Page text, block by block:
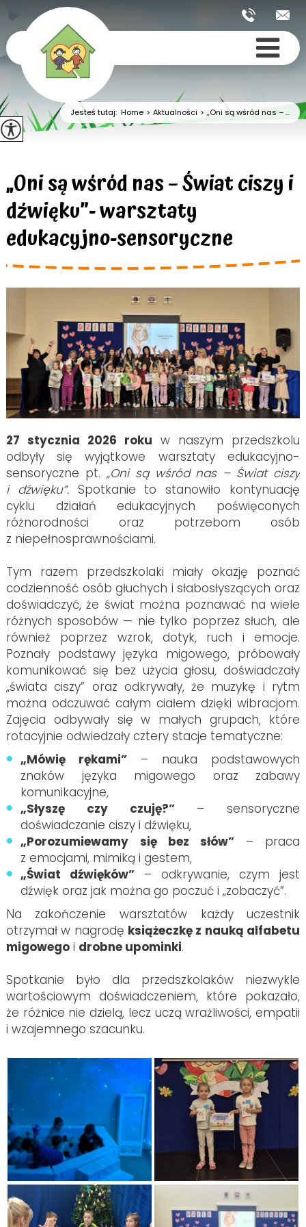
Jesteś tutaj:Home > Aktualności > „Oni są wśród nas – ...
„Oni są wśród nas – Świat ciszy i
dźwięku”- warsztaty
edukacyjno-sensoryczne
27 stycznia 2026 roku w naszym przedszkolu
odbyły się wyjątkowe warsztaty edukacyjno-
sensoryczne pt. „Oni są wśród nas – Świat ciszy
i dźwięku”.Spotkanie to stanowiło kontynuację
cyklu działań edukacyjnych poświęconych
różnorodności oraz potrzebom osób
z niepełnosprawnościami.
Tym razem przedszkolaki miały okazję poznać
codzienność osób głuchych i słabosłyszących oraz
doświadczyć, że świat można poznawać na wiele
różnych sposobów — nie tylko poprzez słuch, ale
również poprzez wzrok, dotyk, ruch i emocje.
Poznały podstawy języka migowego, próbowały
komunikować się bez użycia głosu, doświadczały
„świata ciszy” oraz odkrywały, że muzykę i rytm
można odczuwać całym ciałem dzięki wibracjom.
Zajęcia odbywały się w małych grupach, które
rotacyjnie odwiedzały cztery stacje tematyczne:
„Mówię rękami” – nauka podstawowych
znaków języka migowego oraz zabawy
komunikacyjne,
„Słyszę czy czuję?”– sensoryczne
doświadczanie ciszy i dźwięku,
„Porozumiewamy się bez słów”– praca
z emocjami, mimiką i gestem,
„Świat dźwięków” – odkrywanie, czym jest
dźwięk oraz jak można go poczuć i „zobaczyć”.
Na zakończenie warsztatów każdy uczestnik
otrzymał w nagrodę książeczkę z nauką alfabetu
migowegoi drobne upominki.
Spotkanie było dla przedszkolaków niezwykle
wartościowym doświadczeniem, które pokazało,
że różnice nie dzielą, lecz uczą wrażliwości, empatii
i wzajemnego szacunku.